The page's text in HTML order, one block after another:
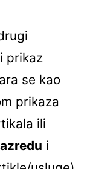
prikaz
se kao
prikaza
ili
i